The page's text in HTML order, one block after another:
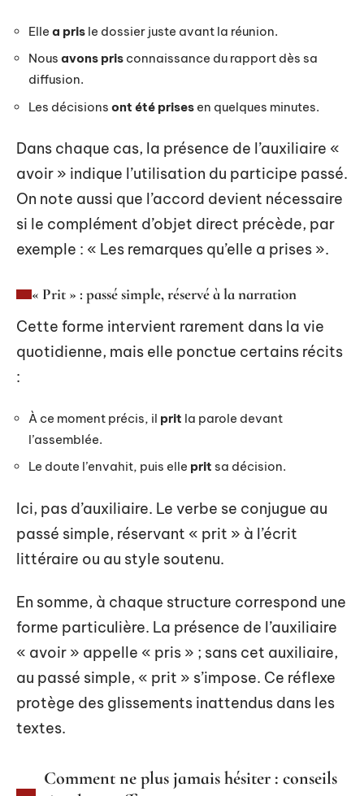
Elle a pris le dossier juste avant la réunion.
Nous avons pris connaissance du rapport dès sa
diffusion.
Les décisions ont été prises en quelques minutes.
Dans chaque cas, la présence de l’auxiliaire «
avoir » indique l’utilisation du participe passé.
On note aussi que l’accord devient nécessaire
si le complément d’objet direct précède, par
exemple : « Les remarques qu’elle a prises ».
« Prit » : passé simple, réservé à la narration
Cette forme intervient rarement dans la vie
quotidienne, mais elle ponctue certains récits
:
À ce moment précis, il prit la parole devant
l’assemblée.
Le doute l’envahit, puis elle prit sa décision.
Ici, pas d’auxiliaire. Le verbe se conjugue au
passé simple, réservant « prit » à l’écrit
littéraire ou au style soutenu.
En somme, à chaque structure correspond une
forme particulière. La présence de l’auxiliaire
« avoir » appelle « pris » ; sans cet auxiliaire,
au passé simple, « prit » s’impose. Ce réflexe
protège des glissements inattendus dans les
textes.
Comment ne plus jamais hésiter : conseils